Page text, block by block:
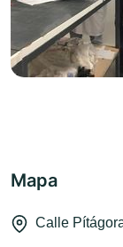
Mapa
Calle